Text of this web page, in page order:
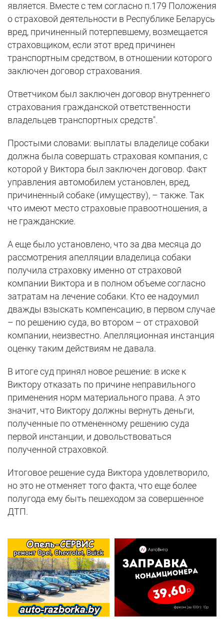
является. Вместе с тем согласно п.179 Положения
о страховой деятельности в Республике Беларусь
вред, причиненный потерпевшему, возмещается
страховщиком, если этот вред причинен
транспортным средством, в отношении которого
заключен договор страхования.
Ответчиком был заключен договор внутреннего
страхования гражданской ответственности
владельцев транспортных средств".
Простыми словами: выплаты владелице собаки
должна была совершать страховая компания, с
которой у Виктора был заключен договор. Факт
управления автомобилем установлен, вред,
причиненный собаке (имуществу), – также. Так
что имеют место страховые правоотношения, а
не гражданские.
А еще было установлено, что за два месяца до
рассмотрения апелляции владелица собаки
получила страховку именно от страховой
компании Виктора и в полном объеме согласно
затратам на лечение собаки. Кто ее надоумил
дважды взыскать компенсацию, в первом случае
– по решению суда, во втором – от страховой
компании, неизвестно. Апелляционная инстанция
оценку таким действиям не давала.
В итоге суд принял новое решение: в иске к
Виктору отказать по причине неправильного
применения норм материального права. А это
значит, что Виктору должны вернуть деньги,
полученные по отмененному решению суда
первой инстанции, и довольствоваться
полученной страховкой.
Итоговое решение суда Виктора удовлетворило,
но это не отменяет того факта, что еще более
полугода ему быть пешеходом за совершенное
ДТП.